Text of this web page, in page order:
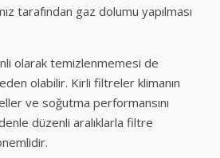
tarafından gaz dolumu yapılması
olarak temizlenmemesi de
olabilir. Kirli filtreler klimanın
ve soğutma performansını
düzenli aralıklarla filtre